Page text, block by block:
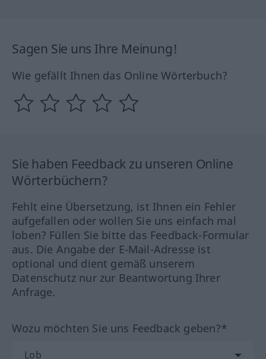
Sagen Sie uns Ihre Meinung!
Wie gefällt Ihnen das Online Wörterbuch?
Sie haben Feedback zu unseren Online
Wörterbüchern?
Fehlt eine Übersetzung, ist Ihnen ein Fehler
aufgefallen oder wollen Sie uns einfach mal
loben? Füllen Sie bitte das Feedback-Formular
aus. Die Angabe der E-Mail-Adresse ist
optional und dient gemäß unserem
Datenschutz nur zur Beantwortung Ihrer
Anfrage.
Wozu möchten Sie uns Feedback geben?*